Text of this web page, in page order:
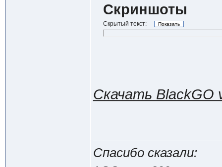
Скриншоты
Скрытый текст:
Скачать BlackGO
Спасибо сказали: